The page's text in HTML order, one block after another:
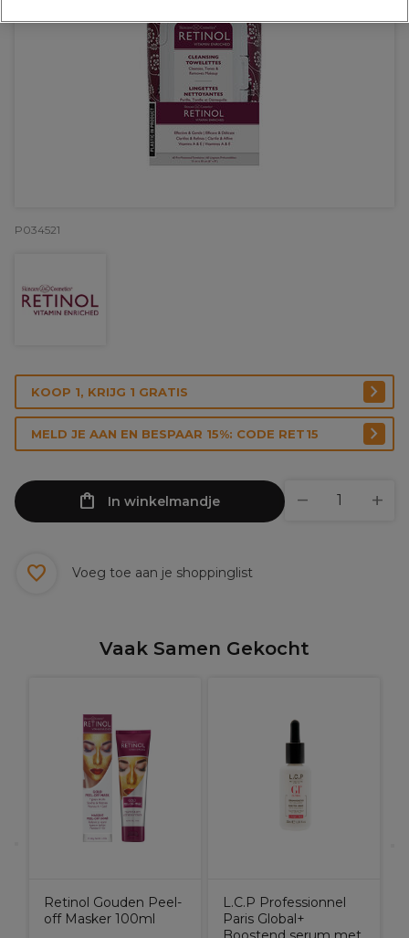
P034521
KOOP 1, KRIJG 1 GRATIS
MELD JE AAN EN BESPAAR 15%: CODE RET15
In winkelmandje
Voeg toe aan je shoppinglist
Vaak Samen Gekocht
Retinol Gouden Peel-
off Masker 100ml
L.C.P Professionnel
Paris Global+